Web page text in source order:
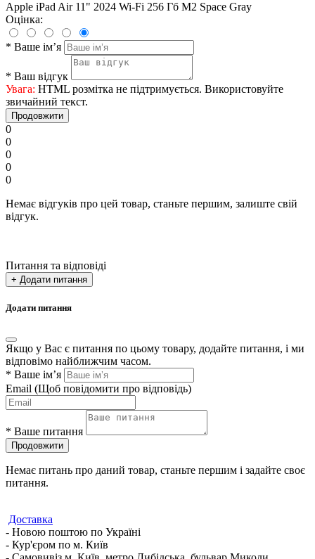
Apple iPad Air 11" 2024 Wi-Fi 256 Гб M2 Space Gray
Оцінка:
* Ваше ім’я
* Ваш відгук
Увага: HTML розмітка не підтримується. Використовуйте
звичайний текст.
Продовжити
0
0
0
0
0
Немає відгуків про цей товар, станьте першим, залиште свій
відгук.
Питання та відповіді
+ Додати питання
Додати питання
Якщо у Вас є питання по цьому товару, додайте питання, і ми
відповімо найближчим часом.
* Ваше ім’я
Email (Щоб повідомити про відповідь)
* Ваше питання
Продовжити
Немає питань про даний товар, станьте першим і задайте своє
питання.
Доставка
- Новою поштою по Україні
- Кур'єром по м. Київ